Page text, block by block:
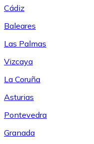
Cádiz
Baleares
Las Palmas
Vizcaya
La Coruña
Asturias
Pontevedra
Granada